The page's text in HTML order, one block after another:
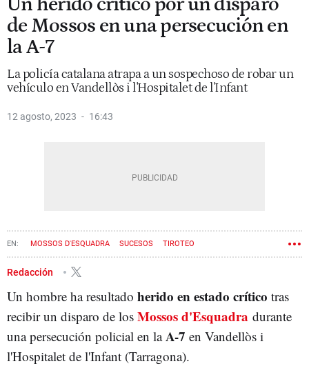
de Mossos en una persecución en
la A-7
La policía catalana atrapa a un sospechoso de robar un
vehículo en Vandellòs i l'Hospitalet de l'Infant
12 agosto, 2023 16:43
MOSSOS D'ESQUADRA SUCESOS TIROTEO
Redacción
Un hombre ha resultado herido en estado crítico tras
recibir un disparo de los Mossos d'Esquadra durante
una persecución policial en laA-7 en Vandellòs i
l'Hospitalet de l'Infant (Tarragona).